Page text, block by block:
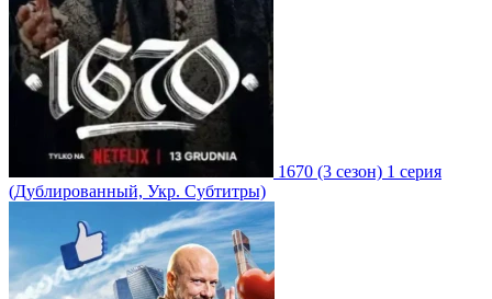
1670 (3 сезон) 1 серия
(Дублированный, Укр. Субтитры)